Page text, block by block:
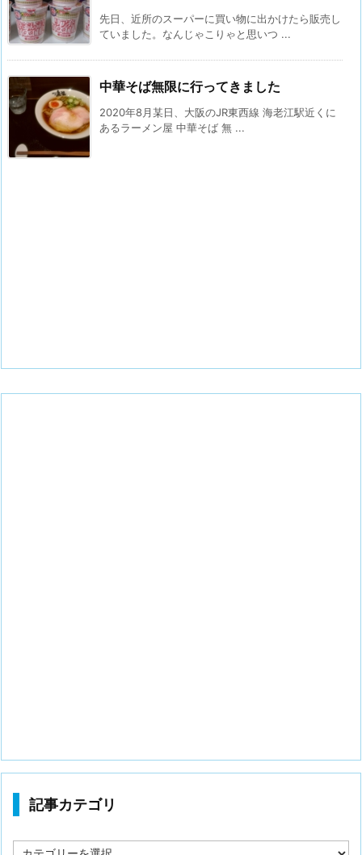
先日、近所のスーパーに買い物に出かけたら販売し
ていました。なんじゃこりゃと思いつ ...
中華そば無限に行ってきました
2020年8月某日、大阪のJR東西線 海老江駅近くに
あるラーメン屋 中華そば 無 ...
記事カテゴリ